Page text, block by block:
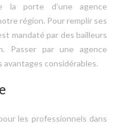
la porte d’une agence
région. Pour remplir ses
mandaté par des bailleurs
Passer par une agence
considérables.
les professionnels dans